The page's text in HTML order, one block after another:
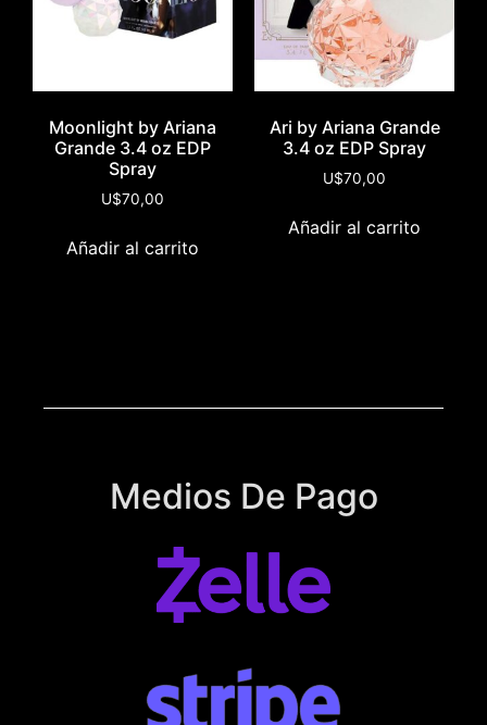
Moonlight by Ariana
Grande 3.4 oz EDP
Spray
U$70,00
Añadir al carrito
Ari by Ariana Grande
3.4 oz EDP Spray
U$70,00
Añadir al carrito
Medios De Pago